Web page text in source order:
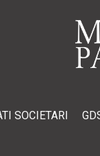
SOCIETARI